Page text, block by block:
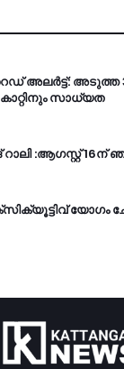
അലര്‍ട്ട്: അടുത്ത
സാധ്യത
റാലി :ആഗസ്റ്റ് 16ന്
യോഗം